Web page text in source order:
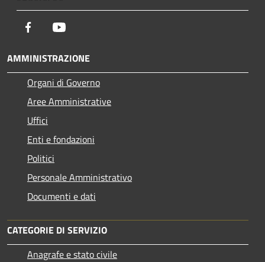
Facebook
AMMINISTRAZIONE
Organi di Governo
Aree Amministrative
Uffici
Enti e fondazioni
Politici
Personale Amministrativo
Documenti e dati
CATEGORIE DI SERVIZIO
Anagrafe e stato civile